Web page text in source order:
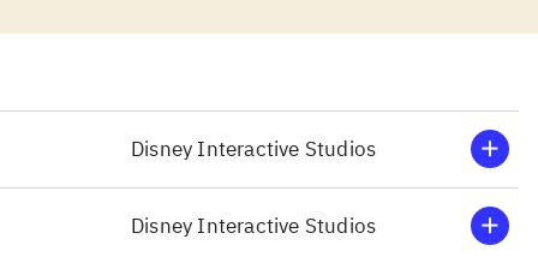
kan
som
Disney Interactive Studios
Disney Interactive Studios